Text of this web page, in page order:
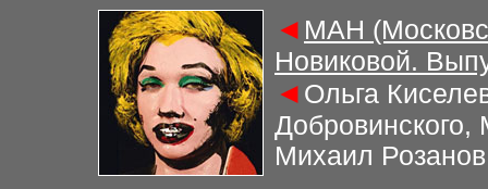
◄ МАН
Новиковой.
◄ Ольга
Михаил